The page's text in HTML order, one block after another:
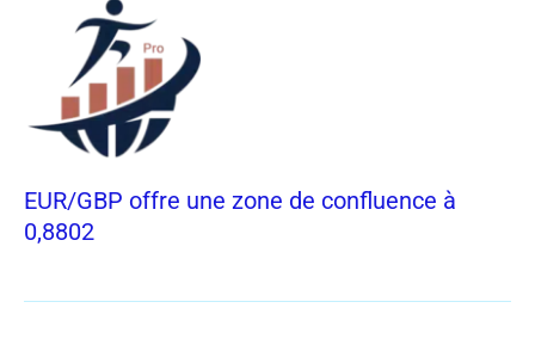
EUR/GBP offre une zone de confluence à
0,8802